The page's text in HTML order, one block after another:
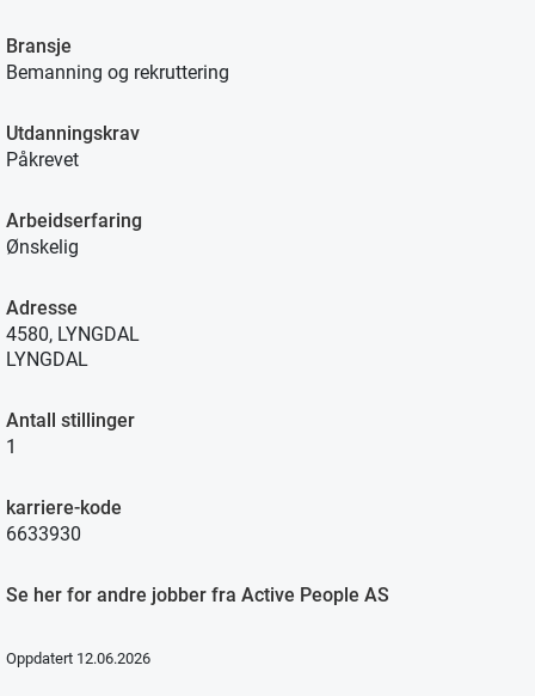
Bransje
Bemanning og rekruttering
Utdanningskrav
Påkrevet
Arbeidserfaring
Ønskelig
Adresse
4580, LYNGDAL
LYNGDAL
Antall stillinger
1
karriere-kode
6633930
Se her for andre jobber fra Active People AS
Oppdatert 12.06.2026